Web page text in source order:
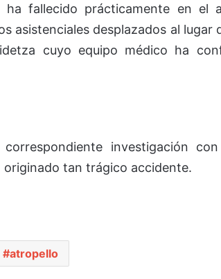
fallecido prácticamente en el
asistenciales desplazados al lugar
cuyo equipo médico ha
investigación
originado tan trágico accidente.
atropello